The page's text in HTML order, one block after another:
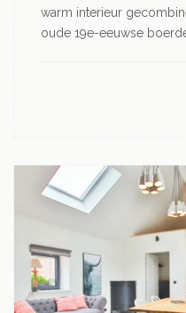
warm interieur
oude 19e-eeuwse